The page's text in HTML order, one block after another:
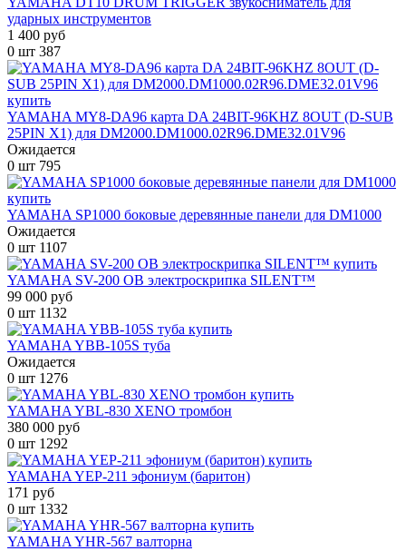
ударных инструментов
1 400 руб
0 шт 387
YAMAHA MY8-DA96 карта DA 24BIT-96KHZ 8OUT (D-SUB
25PIN X1) для DM2000.DM1000.02R96.DME32.01V96
Ожидается
0 шт 795
YAMAHA SP1000 боковые деревянные панели для DM1000
Ожидается
0 шт 1107
YAMAHA SV-200 OB электроскрипка SILENT™
99 000 руб
0 шт 1132
YAMAHA YBB-105S туба
Ожидается
0 шт 1276
YAMAHA YBL-830 XENO тромбон
380 000 руб
0 шт 1292
YAMAHA YEP-211 эфониум (баритон)
171 руб
0 шт 1332
YAMAHA YHR-567 валторна